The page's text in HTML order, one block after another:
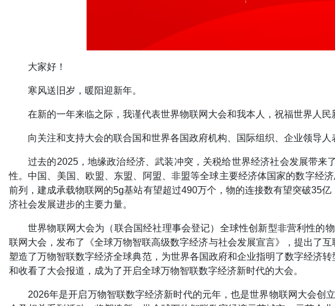
大家好！
寒风送旧岁，暖阳迎新年。
在新的一年来临之际，我谨代表世界物联网大会和我本人，祝福世界人民
向关注和支持大会的联合国和世界各国政府机构、国际组织、企业领导人
过去的2025，地缘政治经济、武装冲突，关税给世界经济社会发展带
性。中国、美国、欧盟、东盟、阿盟、非盟等全球主要经济体国家的数字经
前列，建成承载物联网的5g基站有望超过490万个，物的连接数有望突破35
济社会发展进步的主要力量。
世界物联网大会为（联合国经社理事会登记）全球性创新型非营利性的
联网大会，发布了《全球万物智联高级数字经济与社会发展宣言》，提出了
塑造了万物智联数字经济全球典范，为世界各国政府和企业指明了数字经济
和收看了大会报道，成为了开启全球万物智联数字经济新时代的大会。
2026年是开启万物智联数字经济新时代的元年，也是世界物联网大会